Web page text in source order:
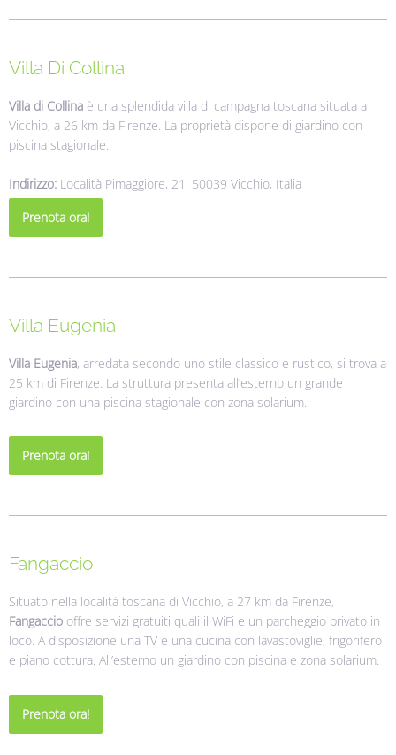
Villa Di Collina
Villa di Collina è una splendida villa di campagna toscana situata a
Vicchio, a 26 km da Firenze. La proprietà dispone di giardino con
piscina stagionale.
Indirizzo: Località Pimaggiore, 21, 50039 Vicchio, Italia
Prenota ora!
Villa Eugenia
Villa Eugenia, arredata secondo uno stile classico e rustico, si trova a
25 km di Firenze. La struttura presenta all’esterno un grande
giardino con una piscina stagionale con zona solarium.
Prenota ora!
Fangaccio
Situato nella località toscana di Vicchio, a 27 km da Firenze,
Fangaccio offre servizi gratuiti quali il WiFi e un parcheggio privato in
loco. A disposizione una TV e una cucina con lavastoviglie, frigorifero
e piano cottura. All’esterno un giardino con piscina e zona solarium.
Prenota ora!